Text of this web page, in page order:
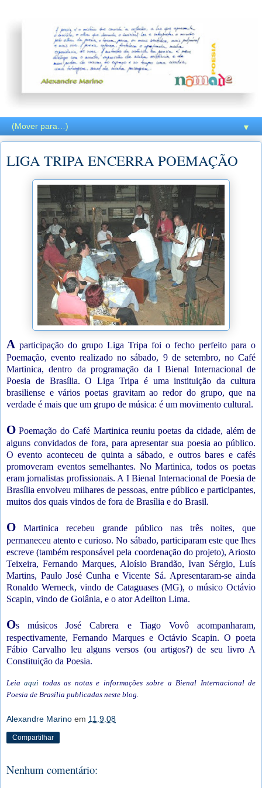
▼
LIGA TRIPA ENCERRA POEMAÇÃO
A participação do grupo Liga Tripa foi o fecho perfeito para o
Poemação, evento realizado no sábado, 9 de setembro, no Café
Martinica, dentro da programação da I Bienal Internacional de
Poesia de Brasília. O Liga Tripa é uma instituição da cultura
brasiliense e vários poetas gravitam ao redor do grupo, que na
verdade é mais que um grupo de música: é um movimento cultural.
O Poemação do Café Martinica reuniu poetas da cidade, além de
alguns convidados de fora, para apresentar sua poesia ao público.
O evento aconteceu de quinta a sábado, e outros bares e cafés
promoveram eventos semelhantes. No Martinica, todos os poetas
eram jornalistas profissionais. A I Bienal Internacional de Poesia de
Brasília envolveu milhares de pessoas, entre público e participantes,
muitos dos quais vindos de fora de Brasília e do Brasil.
O Martinica recebeu grande público nas três noites, que
permaneceu atento e curioso. No sábado, participaram este que lhes
escreve (também responsável pela coordenação do projeto), Ariosto
Teixeira, Fernando Marques, Aloísio Brandão, Ivan Sérgio, Luís
Martins, Paulo José Cunha e Vicente Sá. Apresentaram-se ainda
Ronaldo Werneck, vindo de Cataguases (MG), o músico Octávio
Scapin, vindo de Goiânia, e o ator Adeilton Lima.
Os músicos José Cabrera e Tiago Vovô acompanharam,
respectivamente, Fernando Marques e Octávio Scapin. O poeta
Fábio Carvalho leu alguns versos (ou artigos?) de seu livro A
Constituição da Poesia.
Leiaaqui todas as notas e informações sobre a Bienal Internacional de
Poesia de Brasília publicadas neste blog.
Alexandre Marino em 11.9.08
Compartilhar
Nenhum comentário: